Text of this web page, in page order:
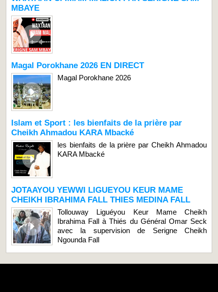
MBAYE
Magal Porokhane 2026 EN DIRECT
Magal Porokhane 2026
Islam et Sport : les bienfaits de la prière par
Cheikh Ahmadou KARA Mbacké
les bienfaits de la prière par Cheikh Ahmadou
KARA Mbacké
JOTAAYOU YEWWI LIGUEYOU KEUR MAME
CHEIKH IBRAHIMA FALL THIES MEDINA FALL
Tollouway Liguéyou Keur Mame Cheikh
Ibrahima Fall à Thiés du Général Omar Seck
avec la supervision de Serigne Cheikh
Ngounda Fall